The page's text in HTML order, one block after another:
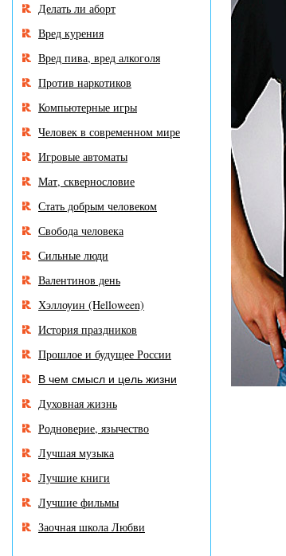
Делать ли аборт
Вред курения
Вред пива, вред алкоголя
Против наркотиков
Компьютерные игры
Человек в современном мире
Игровые автоматы
Мат, сквернословие
Стать добрым человеком
Свобода человека
Сильные люди
Валентинов день
Хэллоуин (Helloween)
История праздников
Прошлое и будущее России
В чем смысл и цель жизни
Духовная жизнь
Родноверие, язычество
Лучшая музыка
Лучшие книги
Лучшие фильмы
Заочная школа Любви